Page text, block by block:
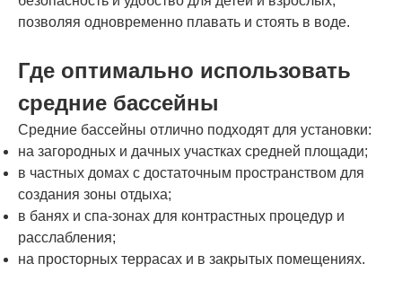
позволяя одновременно плавать и стоять в воде.
Где оптимально использовать
средние бассейны
Средние бассейны отлично подходят для установки:
на загородных и дачных участках средней площади;
в частных домах с достаточным пространством для
создания зоны отдыха;
в банях и спа-зонах для контрастных процедур и
расслабления;
на просторных террасах и в закрытых помещениях.